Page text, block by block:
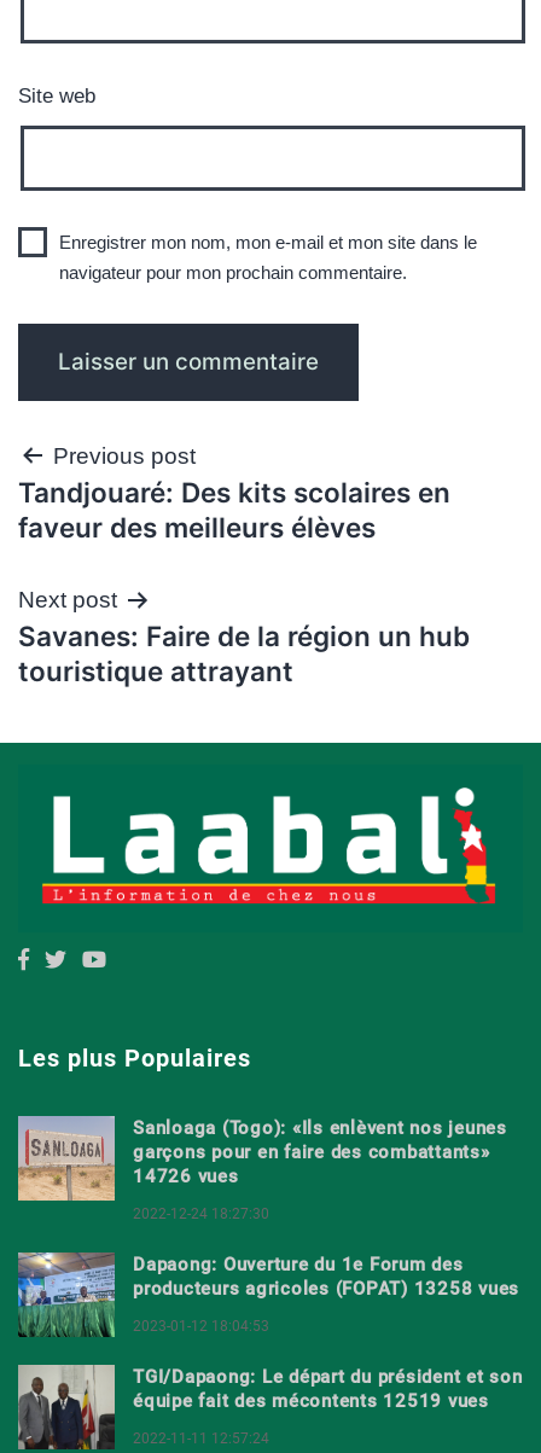
Site web
Enregistrer mon nom, mon e-mail et mon site dans le
navigateur pour mon prochain commentaire.
Navigation
de
Previous post
Tandjouaré: Des kits scolaires en
faveur des meilleurs élèves
Next post
Savanes: Faire de la région un hub
touristique attrayant
Les plus Populaires
Sanloaga (Togo): «Ils enlèvent nos jeunes
garçons pour en faire des combattants»
14726 vues
2022-12-24 18:27:30
Dapaong: Ouverture du 1e Forum des
producteurs agricoles (FOPAT) 13258 vues
2023-01-12 18:04:53
TGI/Dapaong: Le départ du président et son
équipe fait des mécontents 12519 vues
2022-11-11 12:57:24